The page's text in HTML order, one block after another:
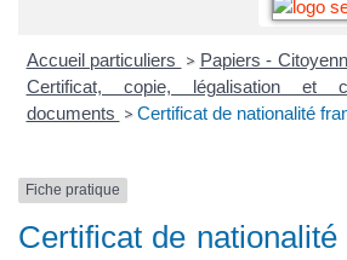
Accueil particuliers > Papiers -
Certificat, copie, légalisation et
documents > Certificat de nationalité
Fiche pratique
Certificat de